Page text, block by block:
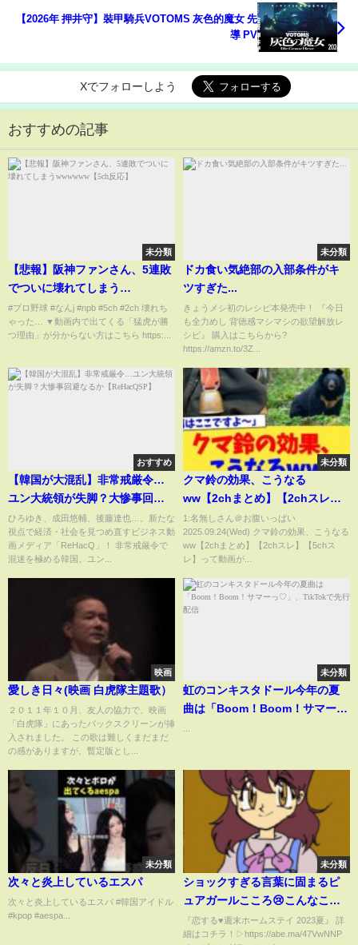
【2026年 押井守】裝甲騎兵VOTOMS 灰色的魔女 先
導 PV
Xでフォローしよう
おすすめの記事
未分類
【悲報】阪神ファンさん、5連敗
でついに壊れてしまう
wwwwww【5ch反応】
#プロ野球 #なんj #npb #5ch #2ch 壊れち
ゃった… ▼動画内で出てくる「猛虎が勝
つ理由」が分からない方はこちら https:...
未分類
ドカ食い気絶部の入部条件がキ
ツすぎた...
きょうメシ初のレシピ本発売中！ 『今日
も全力めし 背徳感マシマシの欲望解放レ
シピ』 購入はこちらから?
https://amzn.to/3Z...
おすすめ
【韓国が大混乱】非常戒厳令…
ユン大統領が失脚？大惨事回避
なるか【ReHacQSP】
ひろゆき、成田悠輔、後藤達也…、新たな
視点で経済・社会を見つめ直すビジネス動
画メディア「ReHacQ」！ 非常戒厳令で
混迷を極める韓国。ユン...
未分類
クマ鈴の効果、こうなる
ww【2chまとめ】【2chスレ】
【5chスレ】
1:名無しさん＠お腹いっぱい
2025.09.24(Wed) クマ鈴の効果、こうなる
ww【2chまとめ】【2chスレ】【5chス
レ】って動画が...
映画
愛しき日々(映画 白虎隊主題歌）
２０１１年１０月、友人の協力で、映画
「白虎隊」にあったバックスクリーンが挿
入されました。 この歌は難しくまだまだ
の感がありますが、暫定版とし...
未分類
虹のコンキスタドール今年の夏
曲は「Boom！Boom！サマーっ
未分類
次々と炎上しているエスパ
次々と炎上しているエスパ #韓国アイドル
#kpop #aespa...
未分類
ショックすぎる言葉に固まるピ
ュアガールこころ😢こんなこと
言われたら辛すぎる…#恋ステ
#shorts
『恋する♥週末ホームステイ 2023夏』 詳
細はコチラ！▷https://abe.ma/47VwNNP